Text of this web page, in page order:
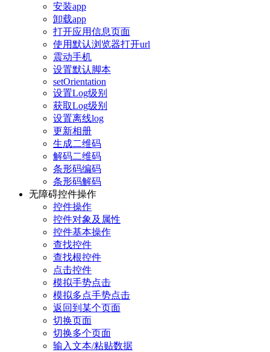
安装app
卸载app
打开应用信息页面
使用默认浏览器打开url
震动手机
设置默认脚本
setOrientation
设置Log级别
获取Log级别
设置离线log
更新相册
生成二维码
解码二维码
条形码编码
条形码解码
无障碍控件操作
控件操作
控件对象及属性
控件基本操作
查找控件
查找根控件
点击控件
模拟手势点击
模拟多点手势点击
返回到某个页面
切换页面
切换多个页面
输入文本/粘贴数据